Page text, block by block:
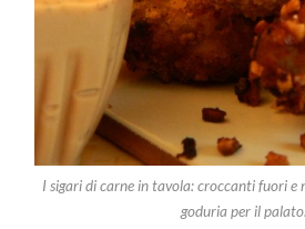
I sigari di carne in tavola: croccanti fuori e
goduria per il